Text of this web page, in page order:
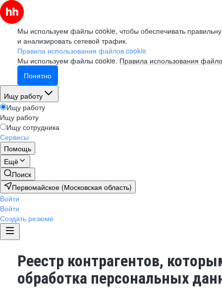
Мы используем файлы cookie, чтобы обеспечивать
и анализировать сетевой трафик.
Правила использования файлов cookie
Мы используем файлы cookie. Правила использования
Понятно
Ищу работу
Ищу работу
Ищу работу
Ищу сотрудника
Сервисы
Помощь
Ещё
Поиск
Первомайское (Московская область)
Войти
Войти
Создать резюме
Реестр контрагентов,
обработка персональных